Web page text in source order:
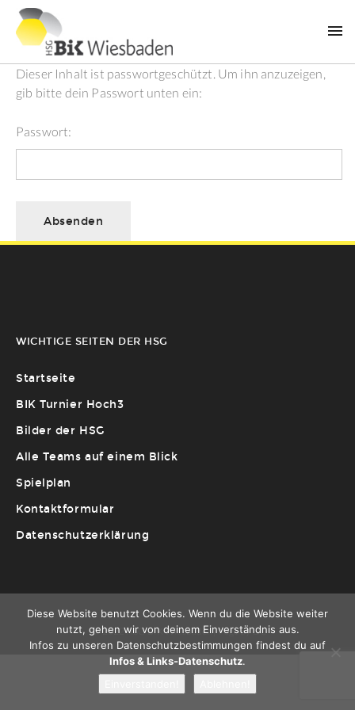
Dieser Inhalt ist passwortgeschützt. Um ihn anzuzeigen,
gib bitte dein Passwort unten ein:
Passwort:
WICHTIGE SEITEN DER HSG
Startseite
BIK Turnier Hoch3
Bilder der HSG
Alle Teams auf einem Blick
Spielplan
Kontaktformular
Datenschutzerklärung
© 2022 HSG BIK Wiesbaden | Page by DC
Diese Website benutzt Cookies. Wenn du die Website weiter
nutzt, gehen wir von deinem Einverständnis aus.
Infos zu unseren Datenschutzbestimmungen findest du auf
Infos & Links-Datenschutz.